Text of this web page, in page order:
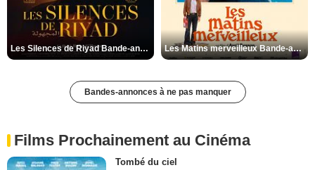
Les Silences de Riyad Bande-annonce VO STFR Les Matins merveilleux Bande-annonce VF
Bandes-annonces à ne pas manquer
Films Prochainement au Cinéma
Tombé du ciel